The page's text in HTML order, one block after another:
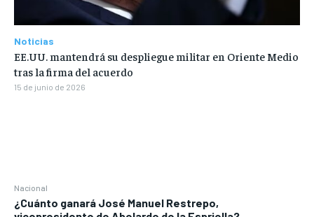
Nacional
¿Cuánto ganará José Manuel Restrepo,
Noticias
EE.UU. mantendrá su despliegue militar en Oriente Medio
tras la firma del acuerdo
15 de junio de 2026